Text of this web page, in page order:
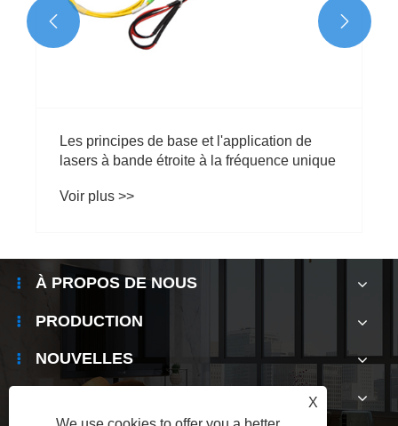
Les principes de base et l'application de
lasers à bande étroite à la fréquence unique
Voir plus >>
 
À PROPOS DE NOUS
PRODUCTION
NOUVELLES
X